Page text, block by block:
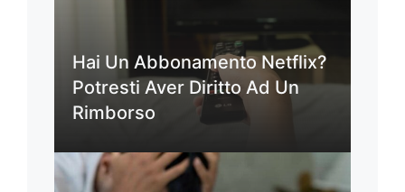
Hai Un Abbonamento Netflix?
Potresti Aver Diritto Ad Un
Rimborso